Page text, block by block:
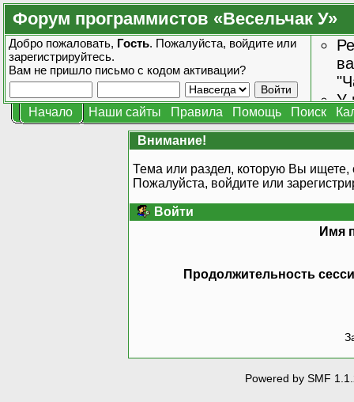
Форум программистов «Весельчак У»
Добро пожаловать, Гость. Пожалуйста, войдите или
зарегистрируйтесь.
Вам не пришло письмо с кодом активации?
У
Начало Наши сайты Правила Помощь Поиск
Внимание!
Тема или раздел, которую Вы ищете,
Пожалуйста, войдите или
Войти
Имя
Продолжительность
Powered by SMF